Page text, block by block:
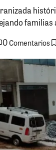
familias
0Comentarios